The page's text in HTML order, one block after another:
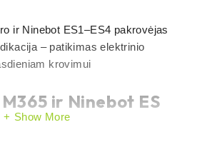
ir Ninebot ES1–ES4 pakrovėjas
– patikimas elektrinio
krovimui
ir Ninebot ES
Show More